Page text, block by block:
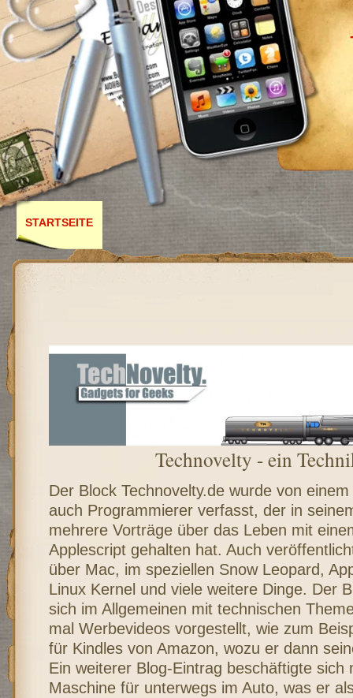
STARTSEITE
Technovelty - ein
Der Block Technovelty.de wurde von
auch Programmierer verfasst, der in
mehrere Vorträge über das Leben mit
Applescript gehalten hat. Auch
über Mac, im speziellen Snow Leopard,
Linux Kernel und viele weitere Dinge. Der
sich im Allgemeinen mit technischen
mal Werbevideos vorgestellt, wie zum
für Kindles von Amazon, wozu er dann
Ein weiterer Blog-Eintrag beschäftigte sich
Maschine für unterwegs im Auto, was er